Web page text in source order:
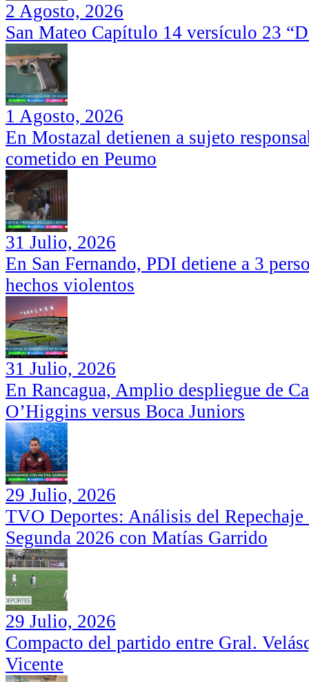
2 Agosto, 2026
San Mateo Capítulo 14 versículo 23
1 Agosto, 2026
En Mostazal detienen a sujeto
cometido en Peumo
31 Julio, 2026
En San Fernando, PDI detiene a 3
hechos violentos
31 Julio, 2026
En Rancagua, Amplio despliegue de
O’Higgins versus Boca Juniors
29 Julio, 2026
TVO Deportes: Análisis del
Segunda 2026 con Matías Garrido
29 Julio, 2026
Compacto del partido entre Gral.
Vicente